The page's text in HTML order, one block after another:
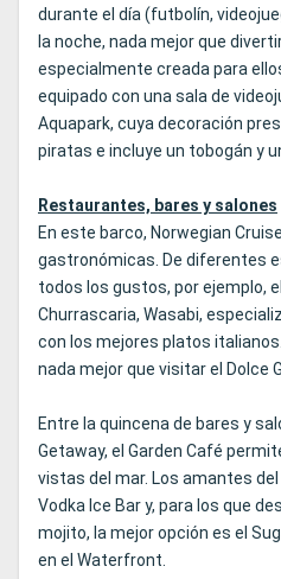
durante el día (futbolín,
la noche, nada mejor que
especialmente creada para
equipado con una sala de
Aquapark, cuya decoración
piratas e incluye un tobogán y
Restaurantes, bares y salones
En este barco, Norwegian
gastronómicas. De diferentes
todos los gustos, por ejemplo,
Churrascaria, Wasabi,
con los mejores platos
nada mejor que visitar el Dolce
Entre la quincena de bares y
Getaway, el Garden Café
vistas del mar. Los amantes del
Vodka Ice Bar y, para los que
mojito, la mejor opción es el
en el Waterfront.